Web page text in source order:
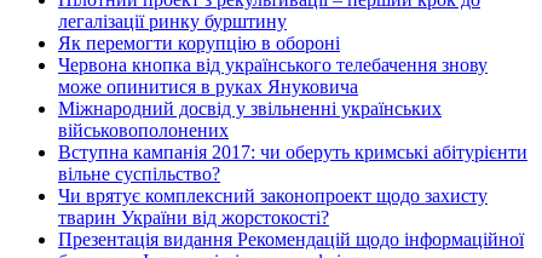
легалізації ринку бурштину
Як перемогти корупцію в обороні
Червона кнопка від українського телебачення знову
може опинитися в руках Януковича
Міжнародний досвід у звільненні українських
військовополонених
Вступна кампанія 2017: чи оберуть кримські абітурієнти
вільне суспільство?
Чи врятує комплексний законопроект щодо захисту
тварин України від жорстокості?
Презентація видання Рекомендацій щодо інформаційної